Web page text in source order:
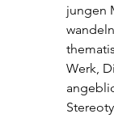
jungen
Werk,